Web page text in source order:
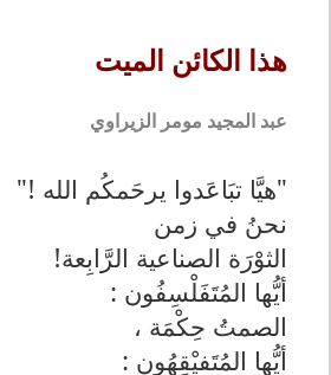
هذا الكائن الميت
عبد المجيد مومر الزيراوي
"هيَّا تبَاعَدوا يرحَمكُم الله !"
نحنُ في زمن
الثوْرَة الصناعية الرَّابِعة!
أيُّها المُتَفَلْسِفُون :
الصمتُ حِكْمَة ،
أيُّها المُتَفيْقِهُون :